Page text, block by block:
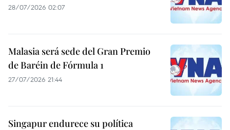
28/07/2026 02:07
Malasia será sede del Gran Premio
de Baréin de Fórmula 1
27/07/2026 21:44
Singapur endurece su política